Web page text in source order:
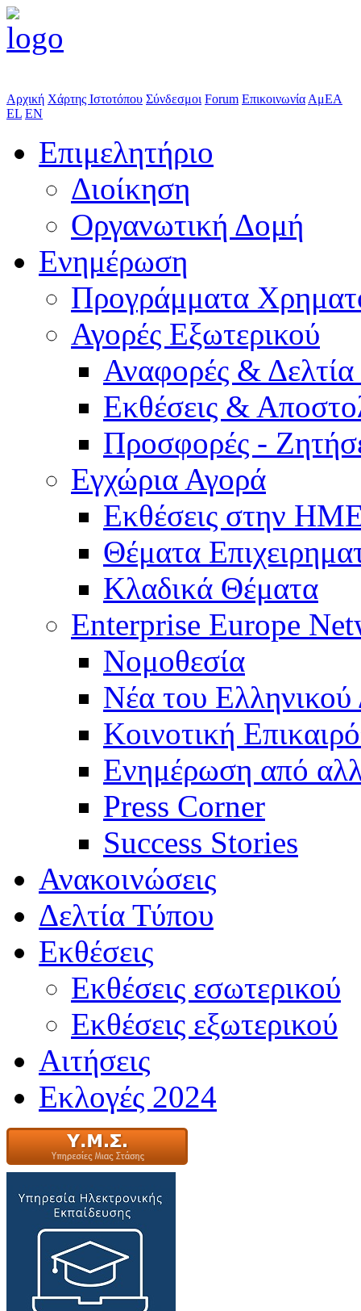
Αρχική Χάρτης Ιστοτόπου Σύνδεσμοι Forum Επικοινωνία ΑμΕΑ
EL EN
Επιμελητήριο
Διοίκηση
Οργανωτική Δομή
Ενημέρωση
Προγράμματα
Αγορές Εξωτερικού
Αναφορές &
Εκθέσεις &
Προσφορές -
Εγχώρια Αγορά
Εκθέσεις στην
Θέματα
Κλαδικά Θέματα
Enterprise Europe
Νομοθεσία
Νέα του Ελληνικού
Κοινοτική
Ενημέρωση από
Press Corner
Success Stories
Ανακοινώσεις
Δελτία Τύπου
Εκθέσεις
Εκθέσεις εσωτερικού
Εκθέσεις εξωτερικού
Αιτήσεις
Εκλογές 2024